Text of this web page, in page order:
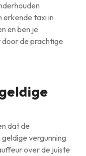
erkende taxi in
en ben je
de prachtige
dat de
vergunning
over de juiste